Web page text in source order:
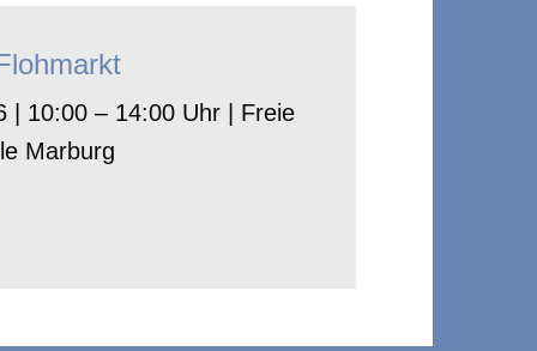
| 10:00 – 14:00 Uhr | Freie
Marburg